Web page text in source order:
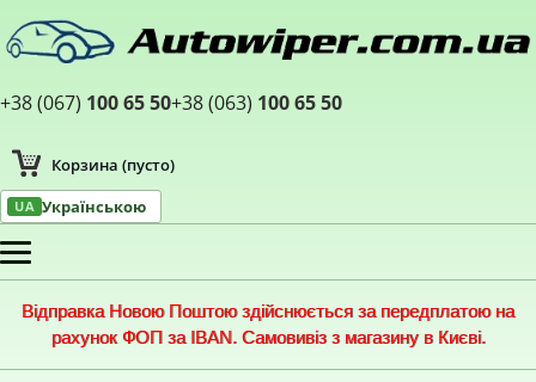
+38 (067) 100 65 50+38 (063) 100 65 50
Корзина (пусто)
UA Українською
Меню
Відправка Новою Поштою здійснюється за передплатою на
рахунок ФОП за IBAN. Самовивіз з магазину в Києві.